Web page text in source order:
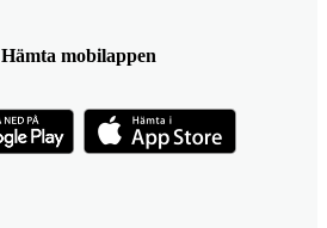
Hämta mobilappen